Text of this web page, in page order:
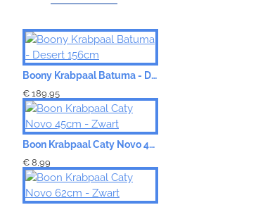
Boony Krabpaal Batuma - Desert 156cm
€ 189,95
Boon Krabpaal Caty Novo 45cm - Zwart
€ 8,99